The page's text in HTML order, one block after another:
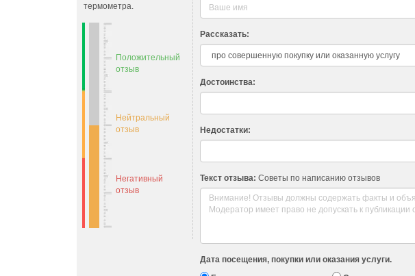
термометра.
Положительный
отзыв
Нейтральный
отзыв
Негативный
отзыв
Рассказать:
Достоинства:
Недостатки:
Текст отзыва: Советы по написанию отзывов
Дата посещения, покупки или оказания услуги.